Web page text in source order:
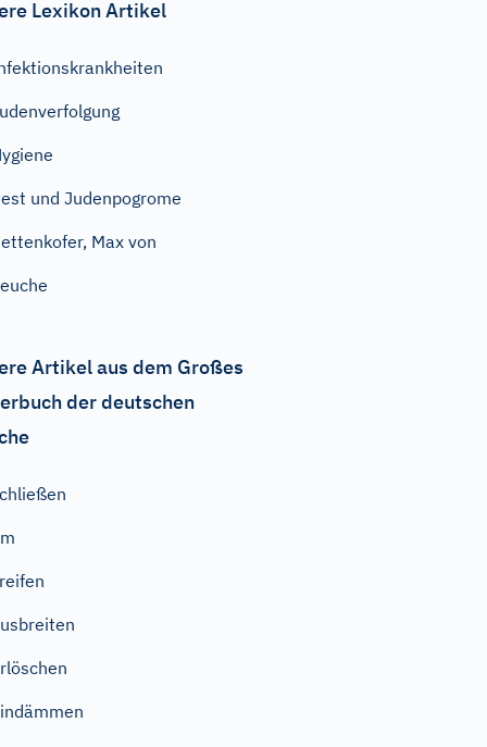
Lexikon Artikel
und Judenpogrome
Max von
Artikel aus dem Großes
der deutschen